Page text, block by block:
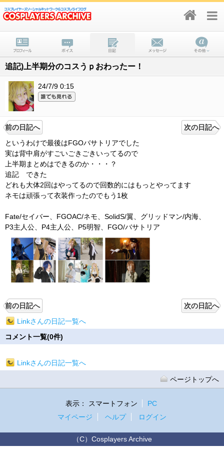
追記)上半期分のコスうｐおわったー！
24/7/9 0:15
前の日記へ
次の日記へ
というわけで最後はFGOバサトリアでした
実は背中肩がすごいごきごきいってるので
上半期まとめはできるのか・・・？
追記 できた
どれも大体2回はやってるので回数的にはもっとやってます
ネモは頑張って衣装作ったのでもう1枚
Fate/セイバー、FGOAC/ネモ、SolidS/翼、グリッドマン/内海、
P3主人公、P4主人公、P5明智、FGO/バサトリア
前の日記へ
次の日記へ
Linkさんの日記一覧へ
コメント一覧(0件)
Linkさんの日記一覧へ
ページトップへ
表示： スマートフォン
PC
マイページ
ヘルプ ログイン
（C）Cosplayers Archive